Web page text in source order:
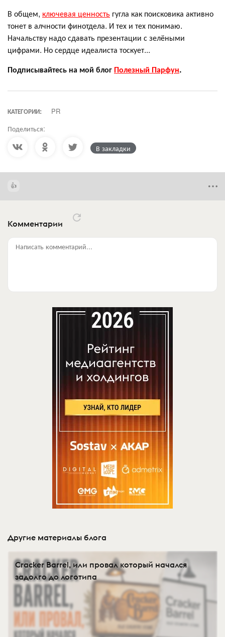
В общем, ключевая ценность гугла как поисковика активно
тонет в алчности финотдела. И тех и тех понимаю.
Начальству надо сдавать презентации с зелёными
цифрами. Но сердце идеалиста тоскует...
Подписывайтесь на мой блог Полезный Парфун.
КАТЕГОРИИ: PR
Поделиться:
В закладки
Комментарии
Написать комментарий...
Другие материалы блога
Cracker Barrel, или провал который начался
задолго до логотипа